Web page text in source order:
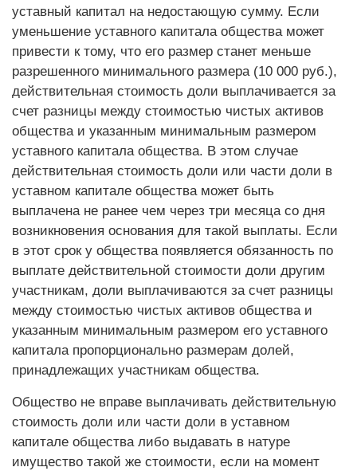
уставный капитал на недостающую сумму. Если
уменьшение уставного капитала общества может
привести к тому, что его размер станет меньше
разрешенного минимального размера (10 000 руб.),
действительная стоимость доли выплачивается за
счет разницы между стоимостью чистых активов
общества и указанным минимальным размером
уставного капитала общества. В этом случае
действительная стоимость доли или части доли в
уставном капитале общества может быть
выплачена не ранее чем через три месяца со дня
возникновения основания для такой выплаты. Если
в этот срок у общества появляется обязанность по
выплате действительной стоимости доли другим
участникам, доли выплачиваются за счет разницы
между стоимостью чистых активов общества и
указанным минимальным размером его уставного
капитала пропорционально размерам долей,
принадлежащих участникам общества.
Общество не вправе выплачивать действительную
стоимость доли или части доли в уставном
капитале общества либо выдавать в натуре
имущество такой же стоимости, если на момент